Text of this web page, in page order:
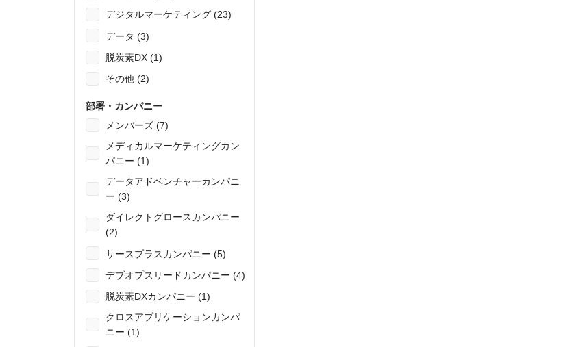
デジタルマーケティング (23)
データ (3)
脱炭素DX (1)
その他 (2)
部署・カンパニー
メンバーズ (7)
メディカルマーケティングカン
パニー (1)
データアドベンチャーカンパニ
ー (3)
ダイレクトグロースカンパニー
(2)
サースプラスカンパニー (5)
デブオプスリードカンパニー (4)
脱炭素DXカンパニー (1)
クロスアプリケーションカンパ
ニー (1)